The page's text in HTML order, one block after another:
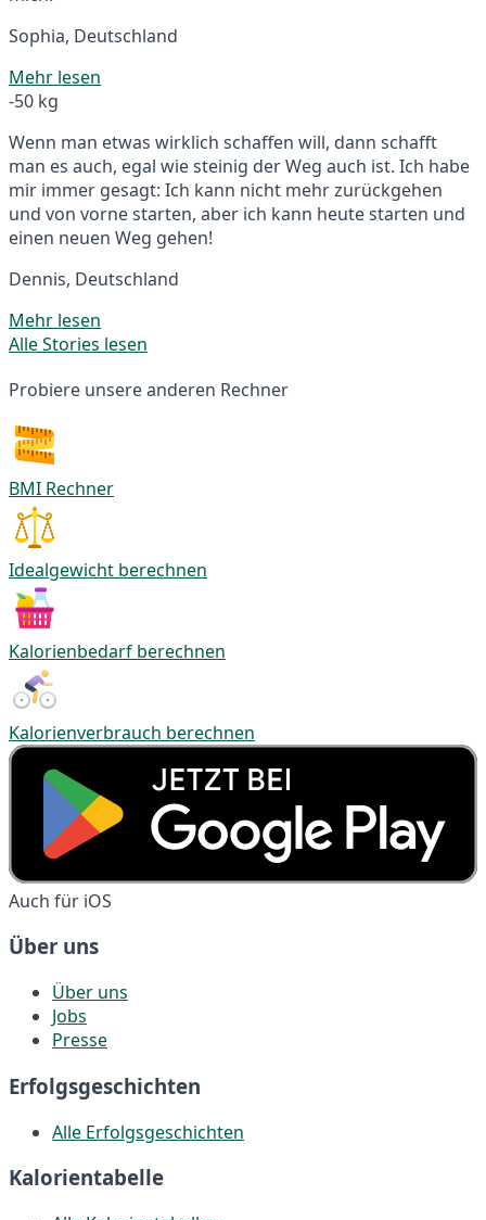
Sophia, Deutschland
Mehr lesen
-50 kg
Wenn man etwas wirklich schaffen will, dann schafft
man es auch, egal wie steinig der Weg auch ist. Ich habe
mir immer gesagt: Ich kann nicht mehr zurückgehen
und von vorne starten, aber ich kann heute starten und
einen neuen Weg gehen!
Dennis, Deutschland
Mehr lesen
Alle Stories lesen
Probiere unsere anderen Rechner
BMI Rechner
Idealgewicht berechnen
Kalorienbedarf berechnen
Kalorienverbrauch berechnen
Auch für iOS
Über uns
Über uns
Jobs
Presse
Erfolgsgeschichten
Alle Erfolgsgeschichten
Kalorientabelle